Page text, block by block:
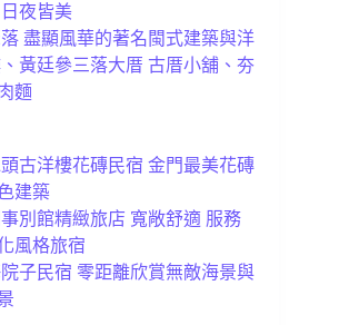
夜皆美
盡顯風華的著名閩式建築與洋
黃廷參三落大厝 古厝小舖、夯
麵
古洋樓花磚民宿 金門最美花磚
建築
別館精緻旅店 寬敞舒適 服務
風格旅宿
子民宿 零距離欣賞無敵海景與